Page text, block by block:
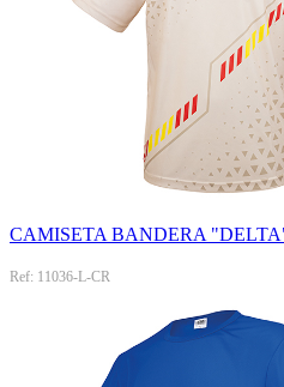
CAMISETA BANDERA
Ref: 11036-L-CR